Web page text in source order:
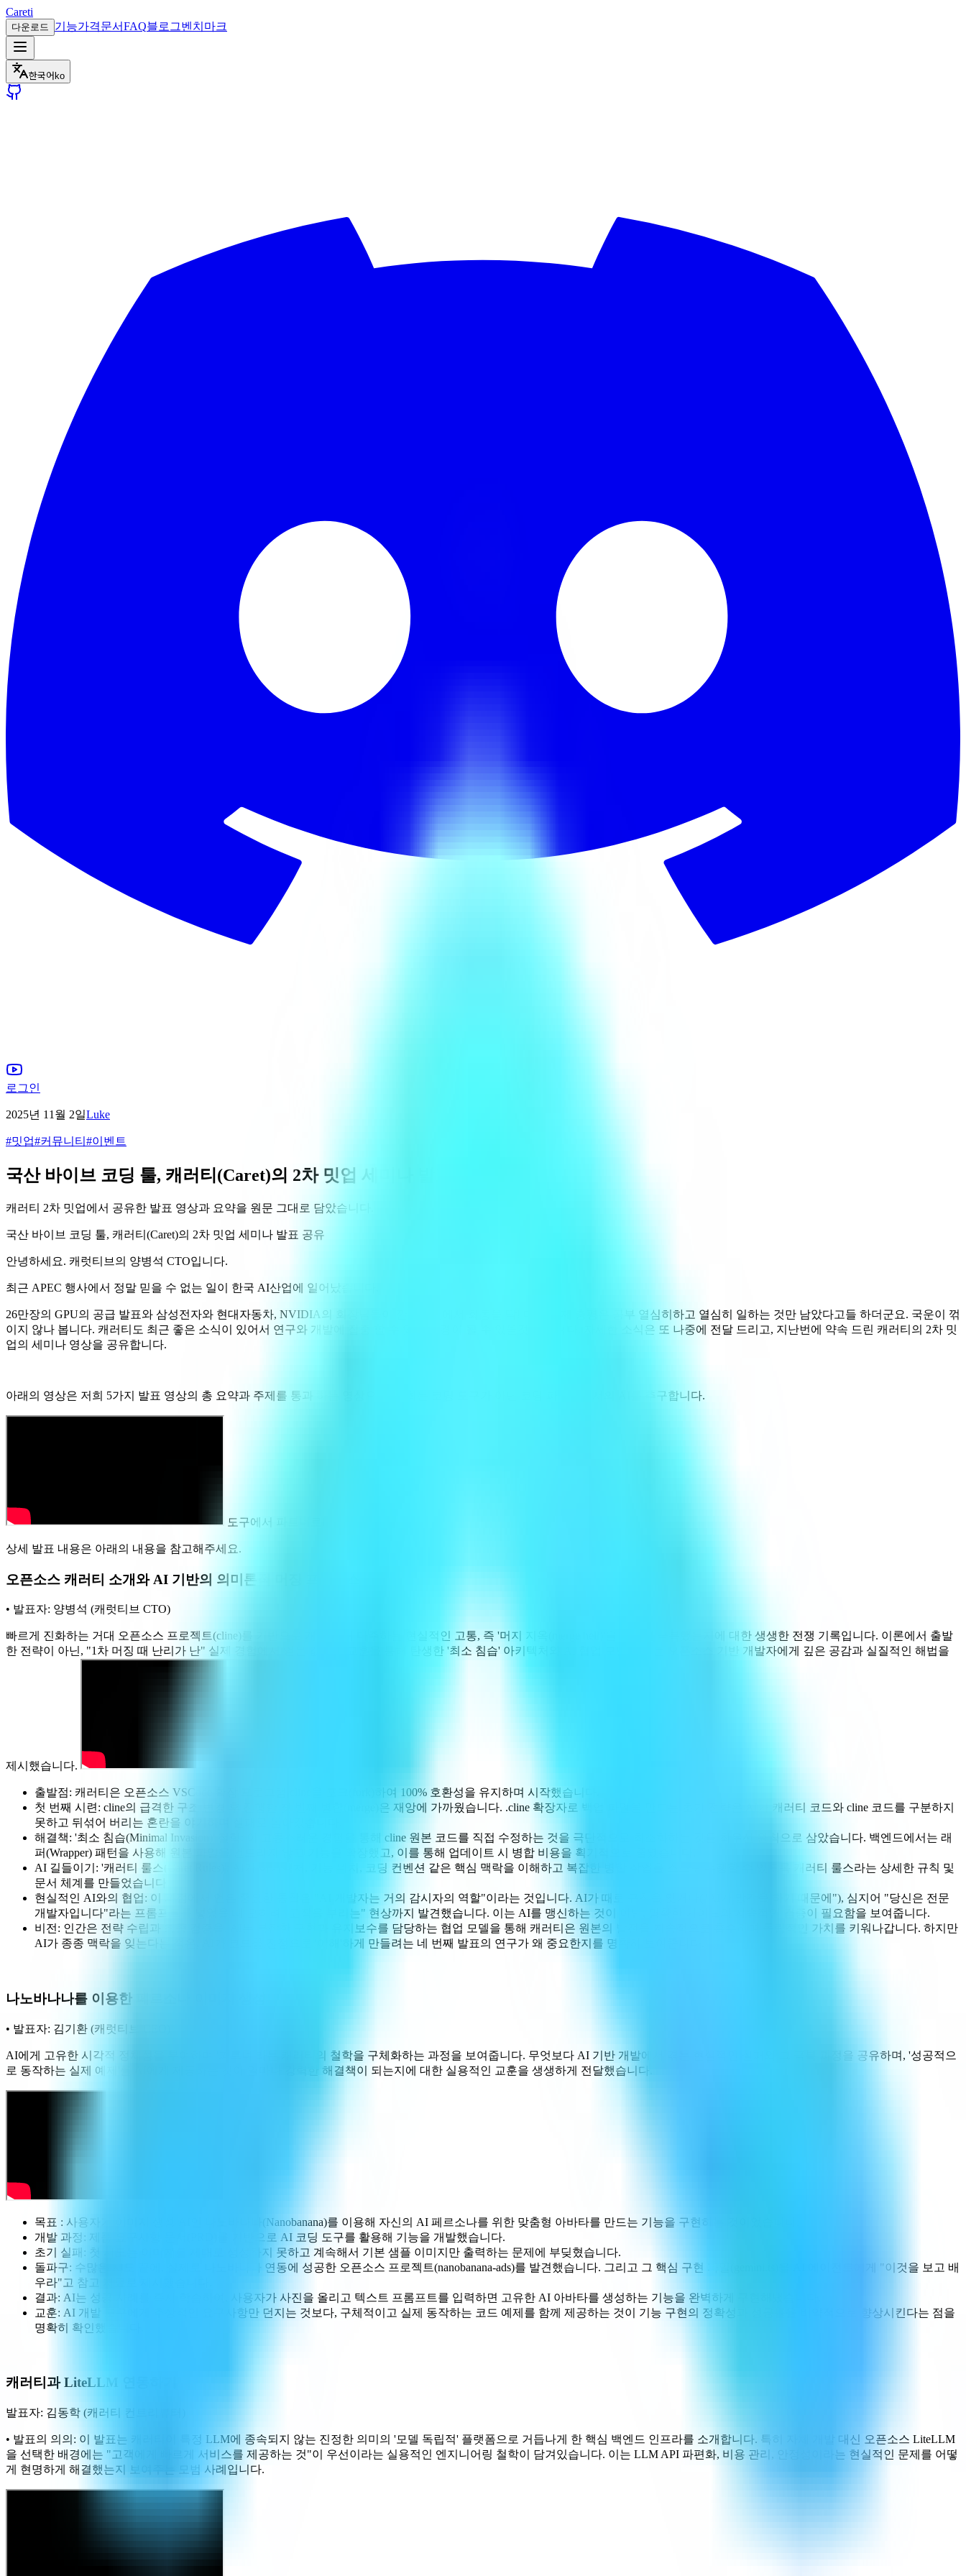
Careti
다운로드 기능가격문서FAQ블로그벤치마크
한국어 ko
로그인
2025년 11월 2일Luke
#밋업#커뮤니티 #이벤트
국산 바이브 코딩 툴, 캐러티(Caret)의 2차 밋업 세미나 발표 공유
캐러티 2차 밋업에서 공유한 발표 영상과 요약을 원문 그대로 담았습니다.
국산 바이브 코딩 툴, 캐러티(Caret)의 2차 밋업 세미나 발표 공유
안녕하세요. 캐럿티브의 양병석 CTO입니다.
최근 APEC 행사에서 정말 믿을 수 없는 일이 한국 AI산업에 일어났습니다.
26만장의 GPU의 공급 발표와 삼성전자와 현대자동차, NVIDIA의 회장님들이 깐부치킨에서 회동을 딱! 다들 이제 총평은 공부 열심히하고 열심히 일하는 것만 남았다고들 하더군요. 국운이 꺾
이지 않나 봅니다. 캐러티도 최근 좋은 소식이 있어서 연구와 개발에 집중 할 수 있는 환경이 될 수 있을것 같습니다. 자세한 소식은 또 나중에 전달 드리고, 지난번에 약속 드린 캐러티의 2차 밋
업의 세미나 영상을 공유합니다.
아래의 영상은 저희 5가지 발표 영상의 총 요약과 주제를 통과 하는 영상으로, 저희는 코딩 도구가 아닌 코딩 파트너로서의 AI를 추구합니다.
도구에서 파트너로!
상세 발표 내용은 아래의 내용을 참고해주세요.
오픈소스 캐러티 소개와 AI 기반의 의미론적 머징 프로세스
• 발표자: 양병석 (캐럿티브 CTO)
빠르게 진화하는 거대 오픈소스 프로젝트(cline)를 기반으로 개발할 때 마주하는 현실적인 고통, 즉 '머지 지옥(merge hell)'을 어떻게 극복했는지에 대한 생생한 전쟁 기록입니다. 이론에서 출발
한 전략이 아닌, "1차 머징 때 난리가 난" 실제 경험에서 얻은 값비싼 교훈을 통해 탄생한 '최소 침습' 아키텍처와 AI 협업 모델은 모든 오픈소스 기반 개발자에게 깊은 공감과 실질적인 해법을
제시했습니다.
출발점: 캐러티은 오픈소스 VSCode 확장 프로그램 cline을 포크(fork)하여 100% 호환성을 유지하며 시작했습니다.
첫 번째 시련: cline의 급격한 구조 변경 후 진행한 첫 번째 병합(merge)은 재앙에 가까웠습니다. .cline 확장자로 백업 파일을 만드는 초기 전략은 AI가 캐러티 코드와 cline 코드를 구분하지
못하고 뒤섞어 버리는 혼란을 야기하며 실패로 돌아갔습니다.
해결책: '최소 침습(Minimal Invasion)' 철학: 이 고통스러운 경험을 통해 cline 원본 코드를 직접 수정하는 것을 극단적으로 최소화하는 것을 최우선 원칙으로 삼았습니다. 백엔드에서는 래
퍼(Wrapper) 패턴을 사용해 원본 파일을 건드리지 않고 기능을 확장했고, 이를 통해 업데이트 시 병합 비용을 획기적으로 줄였습니다.
AI 길들이기: '캐러티 룰스(Caret Rules)': AI가 아키텍처, 기능 위치, 코딩 컨벤션 같은 핵심 맥락을 이해하고 복잡한 병합 작업을 스스로 수행할 수 있도록 캐러티 룰스라는 상세한 규칙 및
문서 체계를 만들었습니다.
현실적인 AI와의 협업: 이 과정에서 얻은 중요한 통찰은 "AI 개발자는 거의 감시자의 역할"이라는 것입니다. AI가 때로 규칙을 잊거나("AI가 망각을 하기 때문에"), 심지어 "당신은 전문
개발자입니다"라는 프롬프트를 넣었을 때 오히려 "고집을 부리는" 현상까지 발견했습니다. 이는 AI를 맹신하는 것이 아닌, 명확한 가이드와 지속적인 검증이 필요함을 보여줍니다.
비전: 인간은 전략 수립과 최종 검증을, AI는 복잡한 구현과 유지보수를 담당하는 협업 모델을 통해 캐러티은 원본의 발전을 지속적으로 흡수하며 독립적인 가치를 키워나갑니다. 하지만
AI가 종종 맥락을 잊는다는 점은, AI가 코드를 진정으로 '이해'하게 만들려는 네 번째 발표의 연구가 왜 중요한지를 명확히 보여줍니다.
나노바나나를 이용한 페르소나 이미지 생성
• 발표자: 김기환 (캐럿티브 CEO)
AI에게 고유한 시각적 정체성을 부여하며 '파트너'라는 캐러티의 철학을 구체화하는 과정을 보여줍니다. 무엇보다 AI 기반 개발에서 겪는 현실적인 실패와 그 극복 과정을 공유하며, '성공적으
로 동작하는 실제 예제'를 AI에게 제공하는 것이 얼마나 강력한 해결책이 되는지에 대한 실용적인 교훈을 생생하게 전달했습니다.
목표 : 사용자가 이미지 생성 AI인 나노바나나(Nanobanana)를 이용해 자신의 AI 페르소나를 위한 맞춤형 아바타를 만드는 기능을 구현하는 것이었습니다.
개발 과정: 제품 요구사항 문서(PRD)를 기반으로 AI 코딩 도구를 활용해 기능을 개발했습니다.
초기 실패: 첫 시도는 이미지를 제대로 생성하지 못하고 계속해서 기본 샘플 이미지만 출력하는 문제에 부딪혔습니다.
돌파구: 수많은 시도 끝에, 실제로 나노바나나 연동에 성공한 오픈소스 프로젝트(nanobanana-ads)를 발견했습니다. 그리고 그 핵심 구현 파일(gemini.ts)을 AI 에이전트에게 "이것을 보고 배
우라"고 참고 자료로 제시했습니다.
결과: AI는 성공 사례를 즉시 학습하여, 사용자가 사진을 올리고 텍스트 프롬프트를 입력하면 고유한 AI 아바타를 생성하는 기능을 완벽하게 구현해냈습니다.
교훈: AI 개발 도구에게 추상적인 요구사항만 던지는 것보다, 구체적이고 실제 동작하는 코드 예제를 함께 제공하는 것이 기능 구현의 정확성과 성공률을 비약적으로 향상시킨다는 점을
명확히 확인했습니다.
캐러티과 LiteLLM 연동하기
발표자: 김동학 (캐러티 컨트리뷰터)
• 발표의 의의: 이 발표는 캐러티이 특정 LLM에 종속되지 않는 진정한 의미의 '모델 독립적' 플랫폼으로 거듭나게 한 핵심 백엔드 인프라를 소개합니다. 특히 자체 개발 대신 오픈소스 LiteLLM
을 선택한 배경에는 "고객에게 빠르게 서비스를 제공하는 것"이 우선이라는 실용적인 엔지니어링 철학이 담겨있습니다. 이는 LLM API 파편화, 비용 관리, 안정성이라는 현실적인 문제를 어떻
게 현명하게 해결했는지 보여주는 모범 사례입니다.